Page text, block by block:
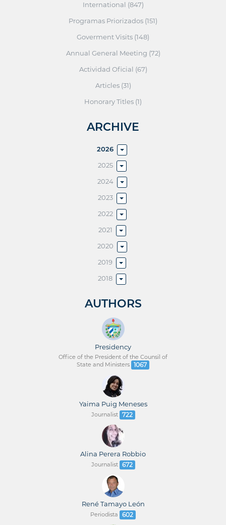
International (847)
Programas Priorizados (151)
Goverment Visits (148)
Annual General Meeting (72)
Actividad Oficial (67)
Articles (31)
Honorary Titles (1)
ARCHIVE
2026
2025
2024
2023
2022
2021
2020
2019
2018
AUTHORS
Presidency
Office of the President of the Counsil of
State and Ministers 1067
Yaima Puig Meneses
Journalist 722
Alina Perera Robbio
Journalist 672
René Tamayo León
Periodista 602